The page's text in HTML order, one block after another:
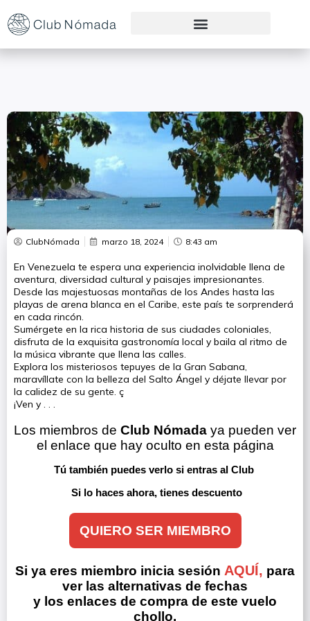
ClubNómada marzo 18, 2024 8:43 am
En Venezuela te espera una experiencia inolvidable llena de
aventura, diversidad cultural y paisajes impresionantes.
Desde las majestuosas montañas de los Andes hasta las
playas de arena blanca en el Caribe, este país te sorprenderá
en cada rincón.
Sumérgete en la rica historia de sus ciudades coloniales,
disfruta de la exquisita gastronomía local y baila al ritmo de
la música vibrante que llena las calles.
Explora los misteriosos tepuyes de la Gran Sabana,
maravíllate con la belleza del Salto Ángel y déjate llevar por
la calidez de su gente. ç
¡Ven y . . .
Los miembros de Club Nómada ya pueden ver
el enlace que hay oculto en esta página
Tú también puedes verlo si entras al Club
Si lo haces ahora, tienes descuento
QUIERO SER MIEMBRO
Si ya eres miembro inicia sesión AQUÍ, para
ver las alternativas de fechas
y los enlaces de compra de este vuelo
chollo.